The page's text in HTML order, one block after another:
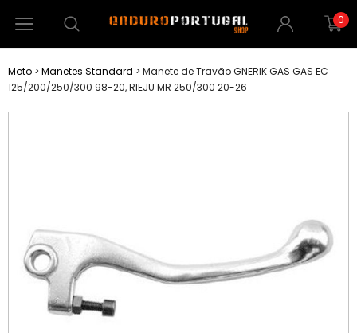
0
Moto > Manetes Standard > Manete de Travão GNERIK GAS GAS EC
125/200/250/300 98-20, RIEJU MR 250/300 20-26